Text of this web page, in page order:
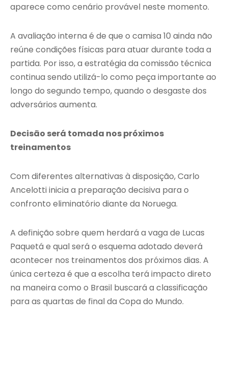
aparece como cenário provável neste momento.
A avaliação interna é de que o camisa 10 ainda não
reúne condições físicas para atuar durante toda a
partida. Por isso, a estratégia da comissão técnica
continua sendo utilizá-lo como peça importante ao
longo do segundo tempo, quando o desgaste dos
adversários aumenta.
Decisão será tomada nos próximos
treinamentos
Com diferentes alternativas à disposição, Carlo
Ancelotti inicia a preparação decisiva para o
confronto eliminatório diante da Noruega.
A definição sobre quem herdará a vaga de Lucas
Paquetá e qual será o esquema adotado deverá
acontecer nos treinamentos dos próximos dias. A
única certeza é que a escolha terá impacto direto
na maneira como o Brasil buscará a classificação
para as quartas de final da Copa do Mundo.